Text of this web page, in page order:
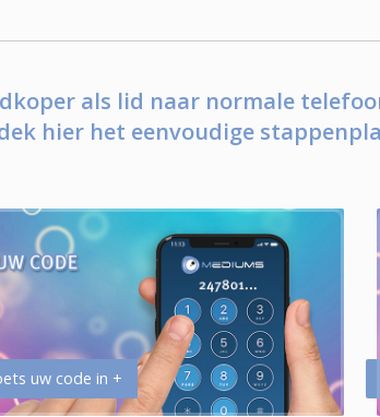
als lid naar normale
hier het eenvoudige
uw code in +